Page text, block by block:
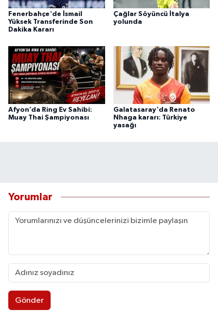
Fenerbahçe'de İsmail
Yüksek Transferinde Son
Dakika Kararı
Çağlar Söyüncü İtalya
yolunda
Afyon’da Ring Ev Sahibi:
Muay Thai Şampiyonası
Galatasaray'da Renato
Nhaga kararı: Türkiye
yasağı
Yorumlar
Gönder